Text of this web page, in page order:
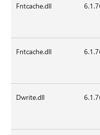
Fntcache.dll
Fntcache.dll
Dwrite.dll